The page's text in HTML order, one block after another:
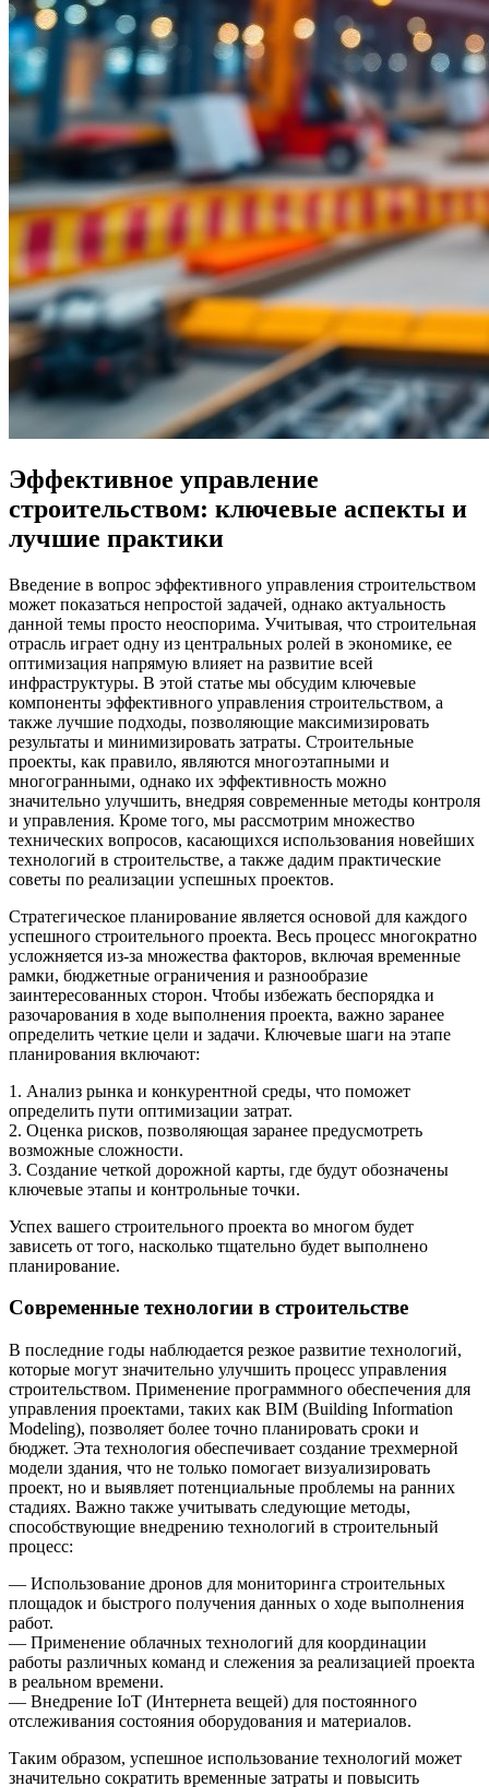
Эффективное управление
строительством: ключевые аспекты и
лучшие практики
Введение в вопрос эффективного управления строительством
может показаться непростой задачей, однако актуальность
данной темы просто неоспорима. Учитывая, что строительная
отрасль играет одну из центральных ролей в экономике, ее
оптимизация напрямую влияет на развитие всей
инфраструктуры. В этой статье мы обсудим ключевые
компоненты эффективного управления строительством, а
также лучшие подходы, позволяющие максимизировать
результаты и минимизировать затраты. Строительные
проекты, как правило, являются многоэтапными и
многогранными, однако их эффективность можно
значительно улучшить, внедряя современные методы контроля
и управления. Кроме того, мы рассмотрим множество
технических вопросов, касающихся использования новейших
технологий в строительстве, а также дадим практические
советы по реализации успешных проектов.
Стратегическое планирование является основой для каждого
успешного строительного проекта. Весь процесс многократно
усложняется из-за множества факторов, включая временные
рамки, бюджетные ограничения и разнообразие
заинтересованных сторон. Чтобы избежать беспорядка и
разочарования в ходе выполнения проекта, важно заранее
определить четкие цели и задачи. Ключевые шаги на этапе
планирования включают:
1. Анализ рынка и конкурентной среды, что поможет
определить пути оптимизации затрат.
2. Оценка рисков, позволяющая заранее предусмотреть
возможные сложности.
3. Создание четкой дорожной карты, где будут обозначены
ключевые этапы и контрольные точки.
Успех вашего строительного проекта во многом будет
зависеть от того, насколько тщательно будет выполнено
планирование.
Современные технологии в строительстве
В последние годы наблюдается резкое развитие технологий,
которые могут значительно улучшить процесс управления
строительством. Применение программного обеспечения для
управления проектами, таких как BIM (Building Information
Modeling), позволяет более точно планировать сроки и
бюджет. Эта технология обеспечивает создание трехмерной
модели здания, что не только помогает визуализировать
проект, но и выявляет потенциальные проблемы на ранних
стадиях. Важно также учитывать следующие методы,
способствующие внедрению технологий в строительный
процесс:
— Использование дронов для мониторинга строительных
площадок и быстрого получения данных о ходе выполнения
работ.
— Применение облачных технологий для координации
работы различных команд и слежения за реализацией проекта
в реальном времени.
— Внедрение IoT (Интернета вещей) для постоянного
отслеживания состояния оборудования и материалов.
Таким образом, успешное использование технологий может
значительно сократить временные затраты и повысить